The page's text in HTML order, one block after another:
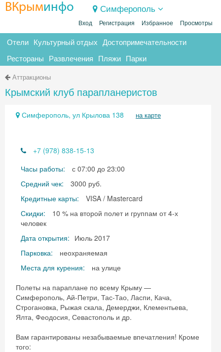
ВКрыминфо Симферополь
Вход Регистрация Избранное Просмотры
Отели Культурный отдых Достопримечательности
Рестораны Развлечения Пляжи Парки
Аттракционы
Крымский клуб парапланеристов
Симферополь, ул Крылова 138 на карте
+7 (978) 838-15-13
Часы работы:
с 07:00 до 23:00
Средний чек:
3000 руб.
Кредитные карты:
VISA / Mastercard
Скидки:
10 % на второй полет и группам от 4-х
человек
Дата открытия: Июль 2017
Парковка:
неохраняемая
Места для курения:
на улице
Полеты на параплане по всему Крыму —
Симферополь, Ай-Петри, Тас-Тао, Ласпи, Кача,
Строгановка, Рыжая скала, Демерджи, Клементьева,
Ялта, Феодосия, Севастополь и др.
Вам гарантированы незабываемые впечатления! Кроме
того: